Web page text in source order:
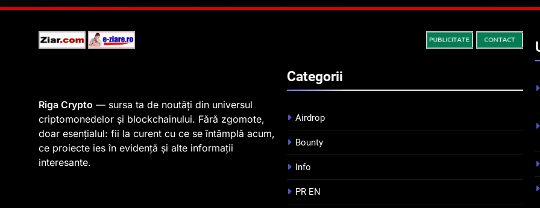
Riga Crypto — sursa ta de noutăți din universul
criptomonedelor și blockchainului. Fără zgomote,
doar esențialul: fii la curent cu ce se întâmplă acum,
ce proiecte ies în evidență și alte informații
interesante.
Categorii
Airdrop
Bounty
Info
PR EN